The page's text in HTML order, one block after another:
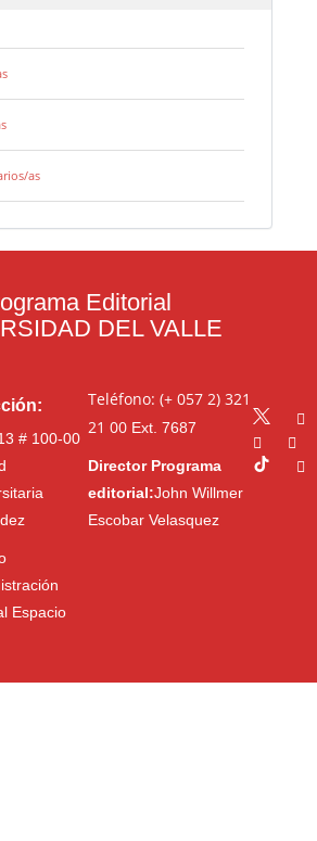
as
Editorial
DEL VALLE
# 100-00
Espacio
Teléfono: (+ 057 2) 321
21 00Ext. 7687
Director Programa
editorial:John Willmer
Escobar Velasquez